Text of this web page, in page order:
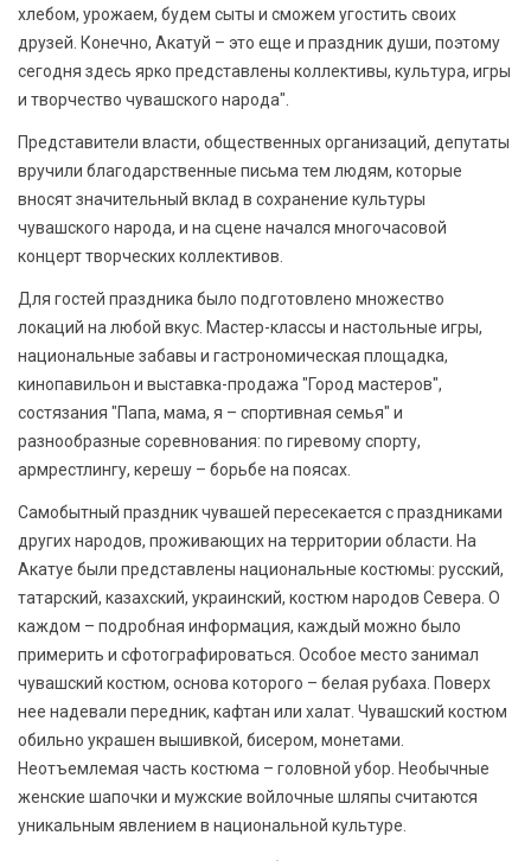
хлебом, урожаем, будем сыты и сможем угостить своих
друзей. Конечно, Акатуй – это еще и праздник души, поэтому
сегодня здесь ярко представлены коллективы, культура, игры
и творчество чувашского народа".
Представители власти, общественных организаций, депутаты
вручили благодарственные письма тем людям, которые
вносят значительный вклад в сохранение культуры
чувашского народа, и на сцене начался многочасовой
концерт творческих коллективов.
Для гостей праздника было подготовлено множество
локаций на любой вкус. Мастер-классы и настольные игры,
национальные забавы и гастрономическая площадка,
кинопавильон и выставка-продажа "Город мастеров",
состязания "Папа, мама, я – спортивная семья" и
разнообразные соревнования: по гиревому спорту,
армрестлингу, керешу – борьбе на поясах.
Самобытный праздник чувашей пересекается с праздниками
других народов, проживающих на территории области. На
Акатуе были представлены национальные костюмы: русский,
татарский, казахский, украинский, костюм народов Севера. О
каждом – подробная информация, каждый можно было
примерить и сфотографироваться. Особое место занимал
чувашский костюм, основа которого – белая рубаха. Поверх
нее надевали передник, кафтан или халат. Чувашский костюм
обильно украшен вышивкой, бисером, монетами.
Неотъемлемая часть костюма – головной убор. Необычные
женские шапочки и мужские войлочные шляпы считаются
уникальным явлением в национальной культуре.